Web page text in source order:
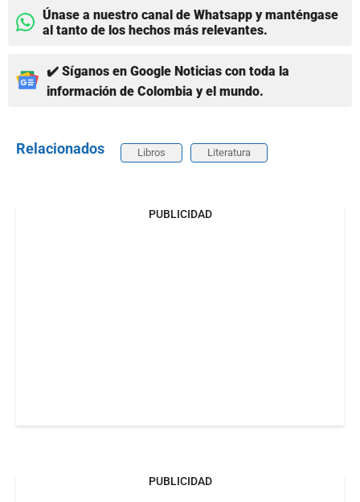
Únase a nuestro canal de Whatsapp y manténgase
al tanto de los hechos más relevantes.
✔️ Síganos en Google Noticias con toda la
información de Colombia y el mundo.
Relacionados Libros Literatura
PUBLICIDAD
PUBLICIDAD